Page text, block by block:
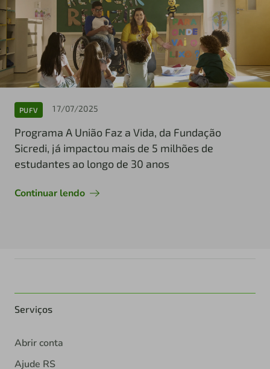
PUFV 17/07/2025
Programa A União Faz a Vida, da Fundação
Sicredi, já impactou mais de 5 milhões de
estudantes ao longo de 30 anos
Continuar lendo
Serviços
Abrir conta
Ajude RS